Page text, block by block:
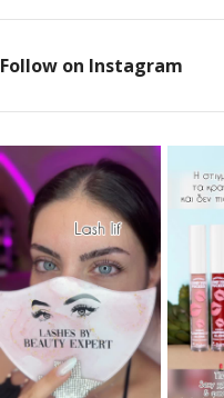
Follow on Instagram